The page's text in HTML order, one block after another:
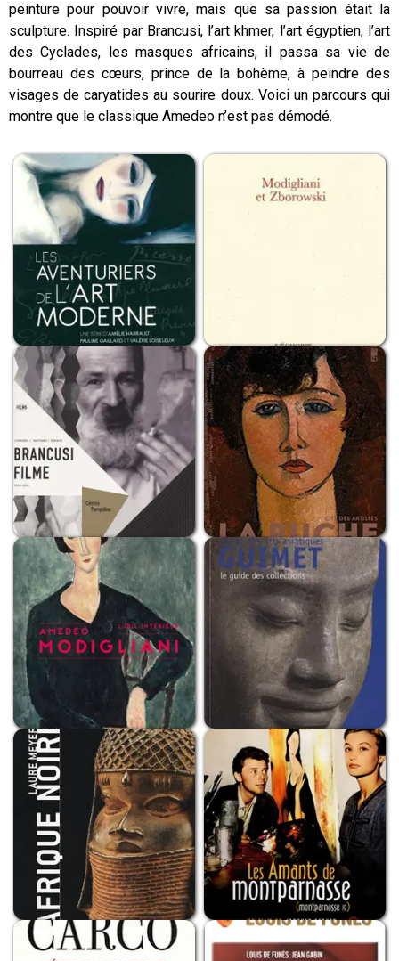
peinture pour pouvoir vivre, mais que sa passion était la
sculpture. Inspiré par Brancusi, l’art khmer, l’art égyptien, l’art
des Cyclades, les masques africains, il passa sa vie de
bourreau des cœurs, prince de la bohème, à peindre des
visages de caryatides au sourire doux. Voici un parcours qui
montre que le classique Amedeo n’est pas démodé.